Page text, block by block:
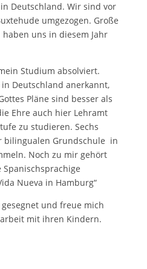
Deutschland. Wir sind vor
umgezogen. Große
uns in diesem Jahr
Studium absolviert.
Deutschland anerkannt,
Pläne sind besser als
Ehre auch hier Lehramt
zu studieren. Sechs
bilingualen Grundschule in
Noch zu mir gehört
Nueva in Hamburg“
und freue mich
mit ihren Kindern.